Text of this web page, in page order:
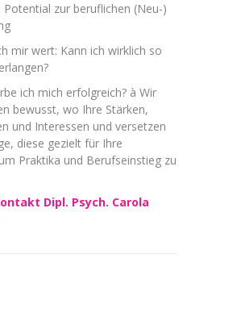
Potential zur beruflichen (Neu-)
mir wert: Kann ich wirklich so
ich mich erfolgreich? à Wir
bewusst, wo Ihre Stärken,
und Interessen und versetzen
diese gezielt für Ihre
Praktika und Berufseinstieg zu
Dipl. Psych. Carola